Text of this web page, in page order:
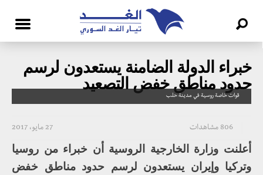
خبراء الدولة الضامنة يستعدون لرسم
حدود مناطق خفض التصعيد
قوات خاصة روسية في مدينة حلب
27 مايو، 2017 806 مشاهدات
أعلنت وزارة الخارجية الروسية أن خبراء من روسيا
وتركيا وإيران يستعدون لرسم حدود مناطق خفض